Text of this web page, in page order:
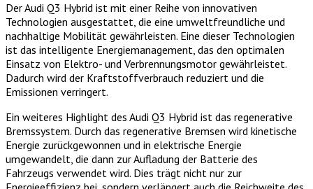
Der Audi Q3 Hybrid ist mit einer Reihe von innovativen
Technologien ausgestattet, die eine umweltfreundliche und
nachhaltige Mobilität gewährleisten. Eine dieser Technologien
ist das intelligente Energiemanagement, das den optimalen
Einsatz von Elektro- und Verbrennungsmotor gewährleistet.
Dadurch wird der Kraftstoffverbrauch reduziert und die
Emissionen verringert.
Ein weiteres Highlight des Audi Q3 Hybrid ist das regenerative
Bremssystem. Durch das regenerative Bremsen wird kinetische
Energie zurückgewonnen und in elektrische Energie
umgewandelt, die dann zur Aufladung der Batterie des
Fahrzeugs verwendet wird. Dies trägt nicht nur zur